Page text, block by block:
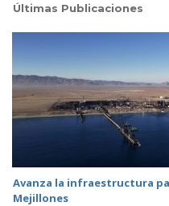
Últimas Publicaciones
Avanza la infraestructura
Mejillones